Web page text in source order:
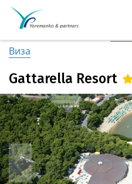
Италия
Виза
Gattarella Resort